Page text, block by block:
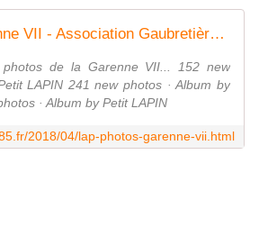
Lap'photos Garenne VII - Association Gaubretièroise Vélo Tout Terrain
de la Garenne VII... 152 new
LAPIN 241 new photos · Album by
· Album by Petit LAPIN
2018/04/lap-photos-garenne-vii.html